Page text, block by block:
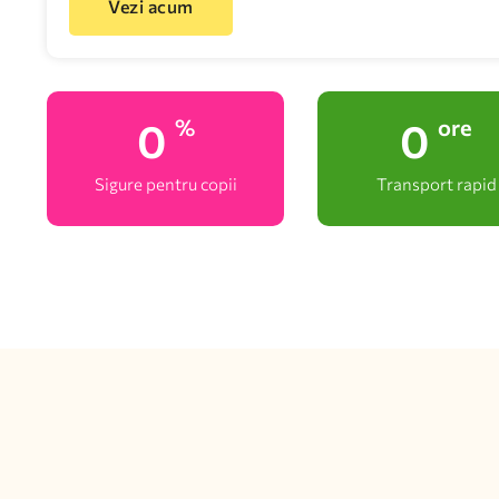
Vezi acum
0 %
Sigure pentru copii
0 ore
Transport rapid